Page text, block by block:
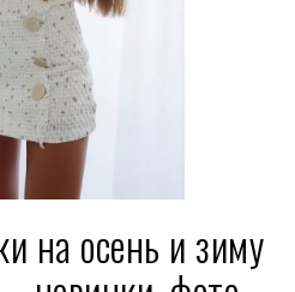
на осень и зиму